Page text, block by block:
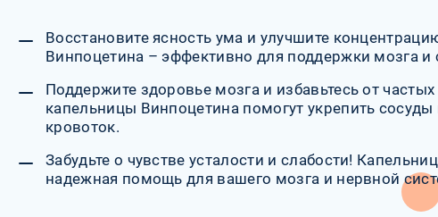
Восстановите ясность ума и улучшите
Винпоцетина – эффективно для поддержки мозга и
Поддержите здоровье мозга и избавьтесь от
капельницы Винпоцетина помогут укрепить сосуды
кровоток.
Забудьте о чувстве усталости и слабости!
надежная помощь для вашего мозга и нервной